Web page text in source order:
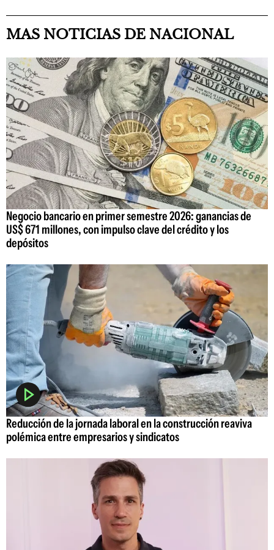
MAS NOTICIAS DE NACIONAL
Negocio bancario en primer semestre 2026: ganancias de
US$ 671 millones, con impulso clave del crédito y los
depósitos
Reducción de la jornada laboral en la construcción reaviva
polémica entre empresarios y sindicatos